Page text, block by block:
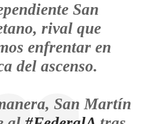
San
rival que
enfrentar en
del ascenso.
San Martín